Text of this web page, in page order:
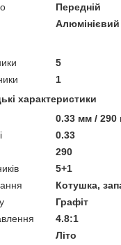
Передній
5
1
характеристики
0.33 мм / 290
0.33
290
5+1
Котушка,
Графіт
4.8:1
Літо